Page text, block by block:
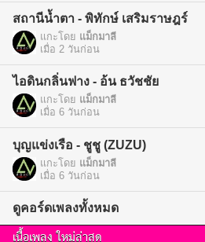
สถานีน้ำตา - พิทักษ์ เสริมราษฎร์
แกะโดย แม็กมาลี
เมื่อ 2 วันก่อน
ไอดินกลิ่นฟาง - อ้น ธวัชชัย
แกะโดย แม็กมาลี
เมื่อ 6 วันก่อน
บุญแข่งเรือ - ชูชู (ZUZU)
แกะโดย แม็กมาลี
เมื่อ 6 วันก่อน
ดูคอร์ดเพลงทั้งหมด